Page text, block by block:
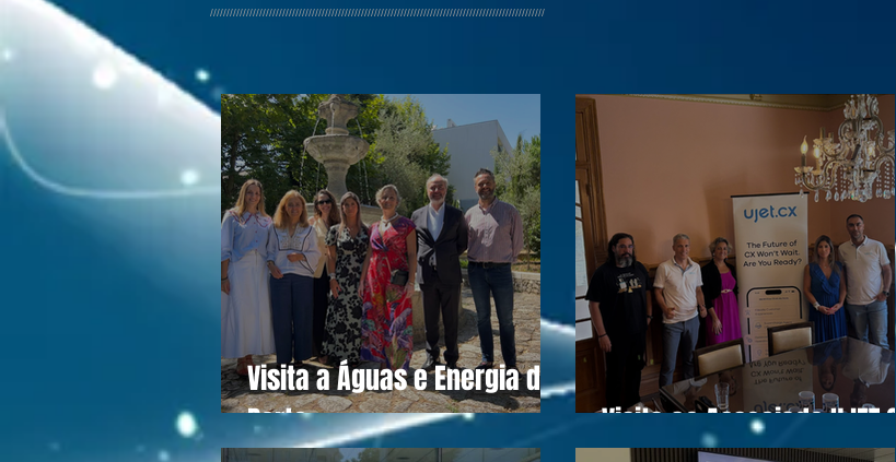
//////////////////////////////////////////////////////////////////////////////////////////////////////
Visita a Águas e Energia do
Porto
Visita ao Associado UJET CX